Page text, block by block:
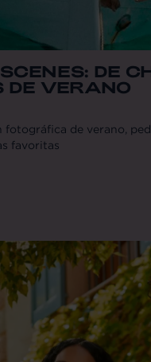
DE
DE VERANO
de verano,
favoritas